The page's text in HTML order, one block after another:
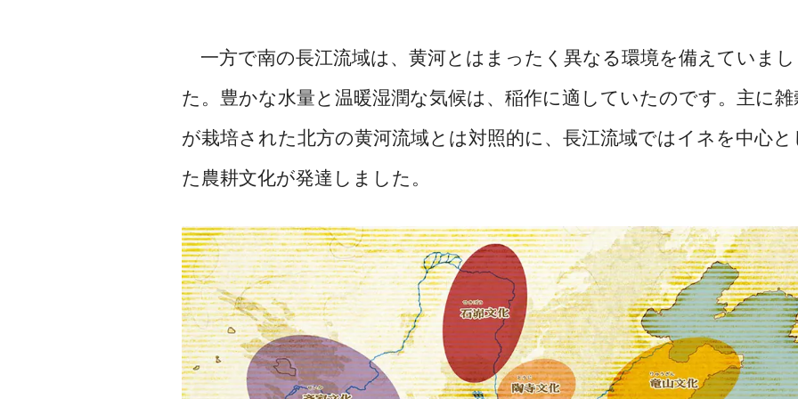
一方で南の長江流域は、黄河とはまったく異なる環境を備えていまし
た。豊かな水量と温暖湿潤な気候は、稲作に適していたのです。主に雑
が栽培された北方の黄河流域とは対照的に、長江流域ではイネを中心と
た農耕文化が発達しました。